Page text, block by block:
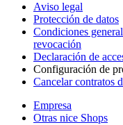
Aviso legal
Protección de datos
Condiciones
revocación
Declaración de
Configuración de
Cancelar contratos
Empresa
Otras nice Shops